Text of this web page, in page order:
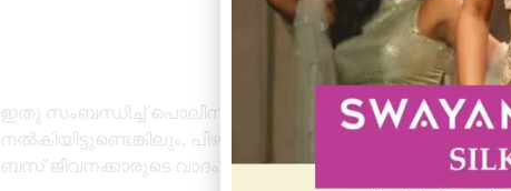
ഇതു സംബന്ധിച്ച് പൊലീസ് സ്റ്റേഷനിലും മോട്ടോർ വാഹന
നൽകിയിട്ടുണ്ടെങ്കിലും, പിഴ ഈടാക്കി വിട്ടയച്ചതിനു
ബസ് ജീവനക്കാരുടെ വാദം.